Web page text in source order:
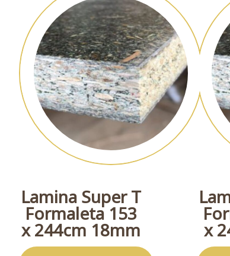
Lamina Super T
Formaleta 153
x 244cm 18mm x